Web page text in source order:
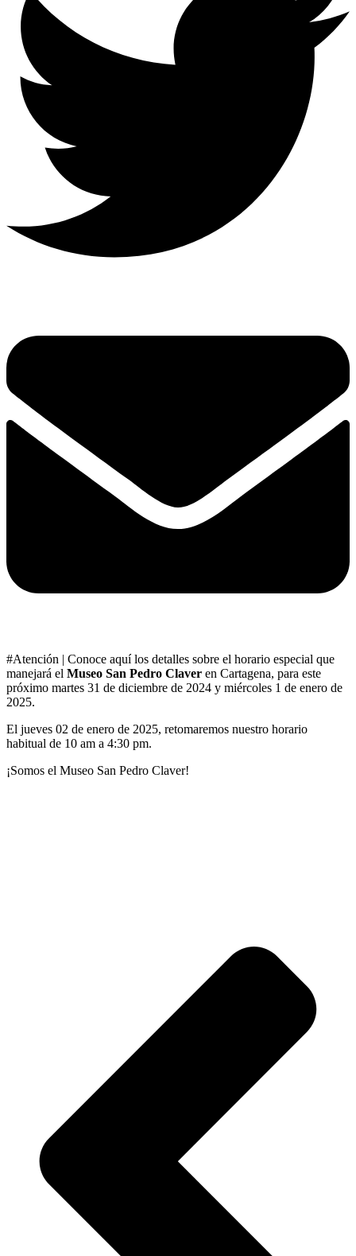
#Atención | Conoce aquí los detalles sobre el horario especial que
manejará el Museo San Pedro Claver en Cartagena, para este
próximo martes 31 de diciembre de 2024 y miércoles 1 de enero de
2025.
El jueves 02 de enero de 2025, retomaremos nuestro horario
habitual de 10 am a 4:30 pm.
¡Somos el Museo San Pedro Claver!